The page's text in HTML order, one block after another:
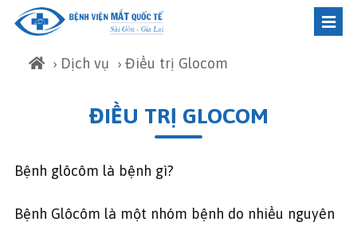
› Dịch vụ › Điều trị Glocom
ĐIỀU TRỊ GLOCOM
Bệnh glôcôm là bệnh gì?
Bệnh Glôcôm là một nhóm bệnh do nhiều nguyên